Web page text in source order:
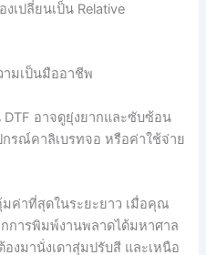
เปลี่ยนเป็น Relative
มเป็นมืออาชีพ
DTF อาจดูยุ่งยากและซับซ้อน
รณ์คาลิเบรทจอ หรือค่าใช้จ่าย
ค่าที่สุดในระยะยาว เมื่อคุณ
การพิมพ์งานพลาดได้มหาศาล
งมานั่งเดาสุ่มปรับสี และเหนือ